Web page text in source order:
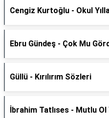
Cengiz Kurtoğlu - Okul
Ebru Gündeş - Çok Mu
Güllü - Kırılırım Sözleri
İbrahim Tatlıses - Mutlu